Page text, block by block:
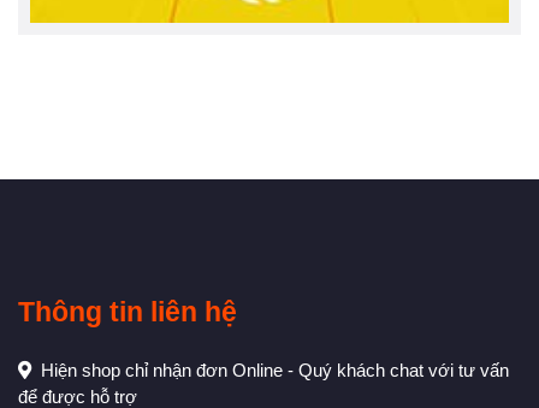
Thông tin liên hệ
Hiện shop chỉ nhận đơn Online - Quý khách chat với tư vấn
để được hỗ trợ